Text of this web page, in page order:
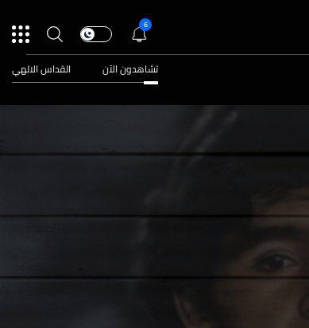
6
تشاهدون الآن القداس الالهي